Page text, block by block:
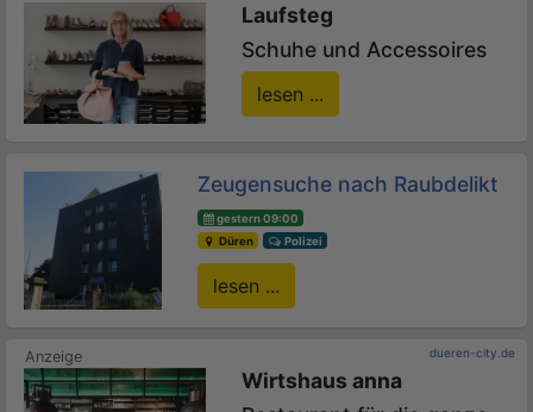
Laufsteg
Schuhe und Accessoires
lesen ...
Zeugensuche nach Raubdelikt
gestern 09:00
Düren
Polizei
lesen ...
dueren-city.de
Wirtshaus anna